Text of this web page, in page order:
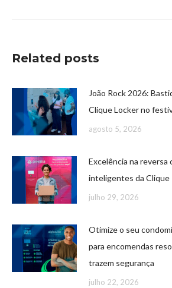
Related posts
João Rock 2026:
Clique Locker no
agosto 5, 2026
Excelência na reversa
inteligentes da Clique
julho 29, 2026
Otimize o seu
para encomendas
trazem segurança
julho 22, 2026